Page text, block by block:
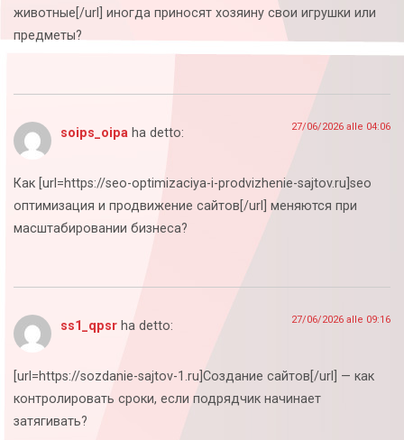
животные[/url] иногда приносят хозяину свои игрушки или
предметы?
soips_oipa ha detto: 27/06/2026 alle 04:06
Как [url=https://seo-optimizaciya-i-prodvizhenie-sajtov.ru]seo
оптимизация и продвижение сайтов[/url] меняются при
масштабировании бизнеса?
ss1_qpsr ha detto: 27/06/2026 alle 09:16
[url=https://sozdanie-sajtov-1.ru]Создание сайтов[/url] — как
контролировать сроки, если подрядчик начинает
затягивать?